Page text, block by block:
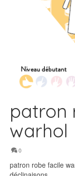
patron
warhol
0
patron robe facile